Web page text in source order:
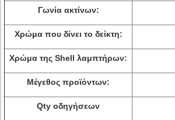
Γωνία ακτίνων:
Χρώμα που δίνει το δείκτη:
Χρώμα της Shell λαμπτήρων:
Μέγεθος προϊόντων:
Qty οδηγήσεων